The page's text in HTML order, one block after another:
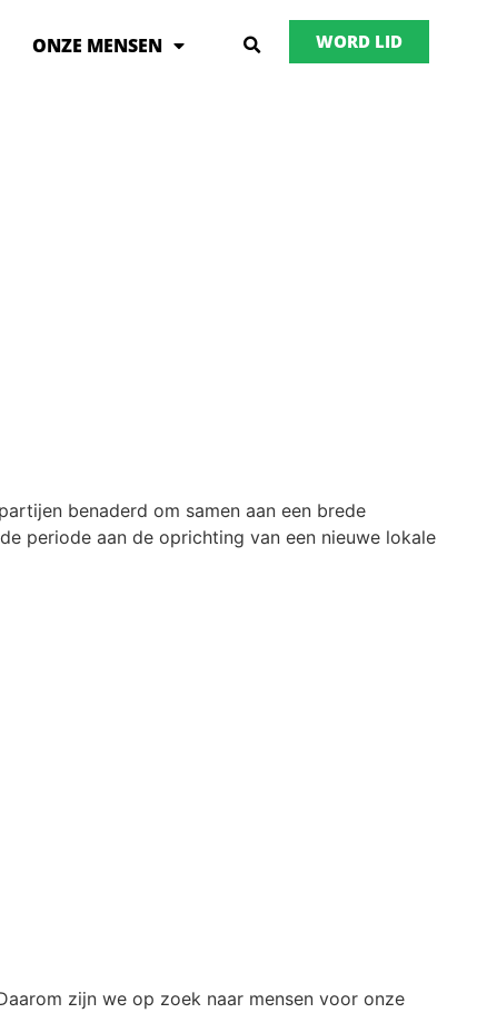
ONZE MENSEN WORD LID
benaderd om samen aan een brede
periode aan de oprichting van een nieuwe lokale
zijn we op zoek naar mensen voor onze